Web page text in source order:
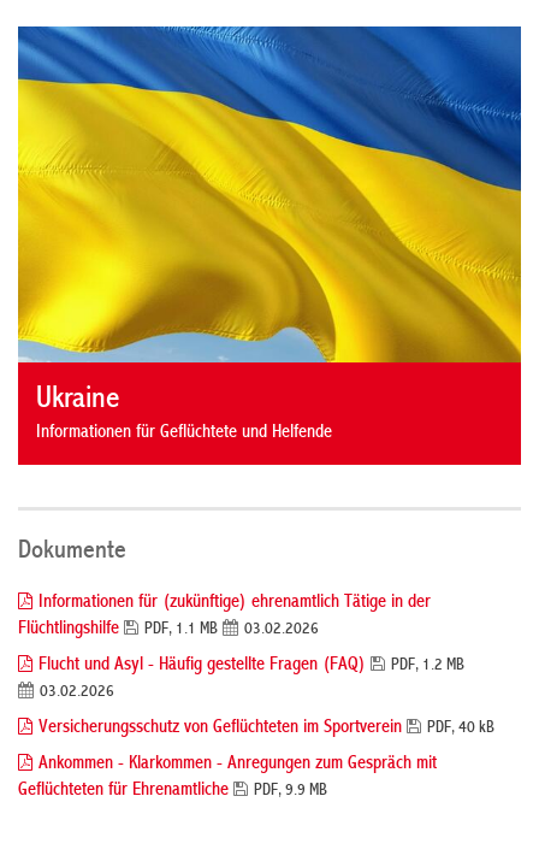
Ukraine
Informationen für Geflüchtete und Helfende
Dokumente
Informationen für (zukünftige) ehrenamtlich Tätige in der
Flüchtlingshilfe
PDF, 1.1 MB 03.02.2026
Flucht und Asyl - Häufig gestellte Fragen (FAQ)
PDF, 1.2 MB
03.02.2026
Versicherungsschutz von Geflüchteten im Sportverein PDF, 40 kB
Ankommen - Klarkommen - Anregungen zum Gespräch mit
Geflüchteten für Ehrenamtliche
PDF, 9.9 MB